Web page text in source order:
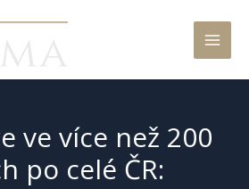
ve více než 200
po celé ČR: